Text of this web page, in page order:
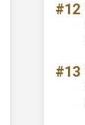
#12
#13